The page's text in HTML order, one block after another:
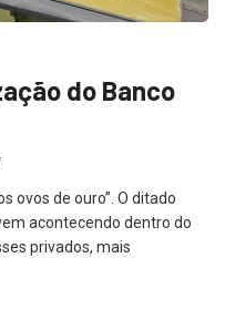
do Banco
ovos de ouro”. O ditado
acontecendo dentro do
privados, mais